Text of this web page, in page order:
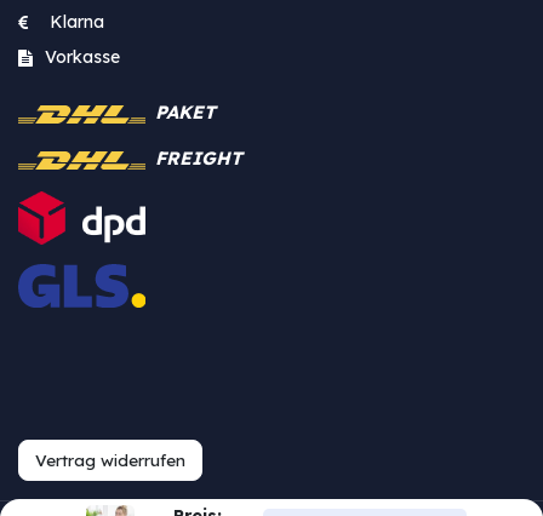
Klarna
Vorkasse
PAKET
FREIGHT
Vertrag widerrufen